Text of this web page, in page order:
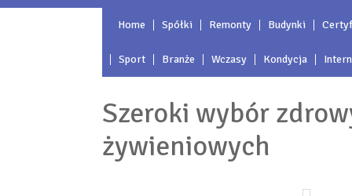
Home Spółki Remonty Budynki
Sport Branże Wczasy Kondycja
Szeroki wybór
żywieniowych